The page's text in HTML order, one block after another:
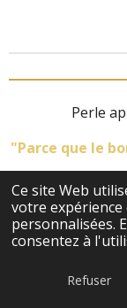
Ce site Web
votre
personnalisées.
consentez à
Refuser
Perle
"Parce que le
Belle Thibaut,
E-mail